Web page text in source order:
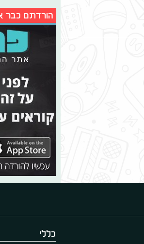
הורדתם כבר
כללי